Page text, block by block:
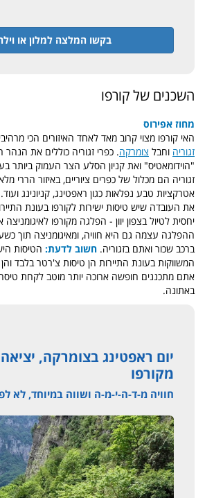
בקשו המלצה למלון או
השכנים של קורפו
מחוז אפירוס
האי קורפו מצוי קרוב מאד לאחד האיזורים הכי
זגוריה וחבל צומרקה. כפרי זגוריה כוללים את הנהר
"הוידומאטיס" ואת קניון הסלע הצר העמוק ביותר
זגוריה הם מכלול של כפרים ציוריים, באיזור הררי
אטרקציות טבע נפלאות כגון ראפטינג, קניונינג
את העובדה שיש טיסות ישירות לקורפו בעונת
יחסית לטיול בצפון יוון - הפלגה מקורפו
ההפלגה עצמה גם היא חוויה, ומאיגומניצה תוך
ברכב שכור ואתם בזגוריה. חשוב לדעת: הטיסות
המשווקות בעונת התיירות הן טיסות צ'רטר בלבד
אתם מתכננים חופשה ארוכה יותר מוטב לקחת
באתונה.
יום ראפטינג בצומרקה,
מקורפו
חוויה מ-ד-ה-י-מ-ה ושווה במיוחד, לא